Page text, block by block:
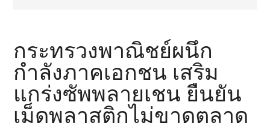
กระทรวงพาณิชย์ผนึก
กำลังภาคเอกชน เสริม
แกร่งซัพพลายเชน ยืนยัน
เม็ดพลาสติกไม่ขาดตลาด